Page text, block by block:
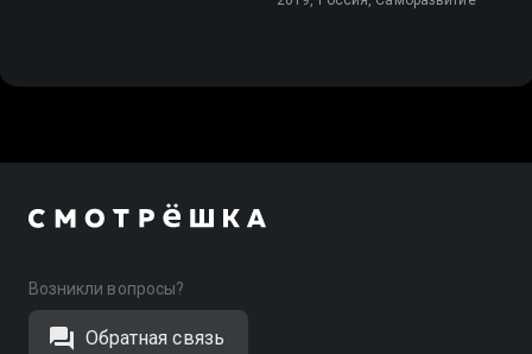
Возникли вопросы?
Обратная связь